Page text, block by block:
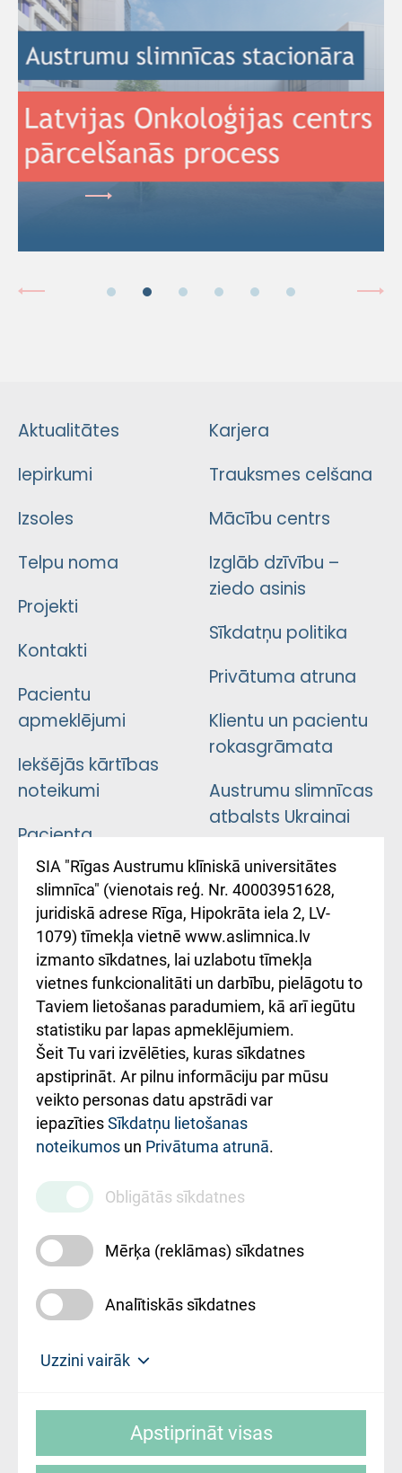
Aktualitātes
Iepirkumi
Izsoles
Telpu noma
Projekti
Kontakti
Pacientu
apmeklējumi
Iekšējās kārtības
noteikumi
Pacienta
atsauksmju/sūdzību
iesniegšanas
kārtība
Kā pie mums nokļūt
Rēķinu apmaksas
ceļvedis
Rekvizīti un
ārstniecības
iestādes kods
010000234
Maksas
pakalpojumu
cenrādis
Karjera
Trauksmes celšana
Mācību centrs
Izglāb dzīvību –
ziedo asinis
Sīkdatņu politika
Privātuma atruna
Klientu un pacientu
rokasgrāmata
Austrumu slimnīcas
atbalsts Ukrainai
Підтримка Східної
лікарні та співпраця з
Україною
SIA "Rīgas Austrumu klīniskā universitātes
slimnīca" (vienotais reģ. Nr. 40003951628,
juridiskā adrese Rīga, Hipokrāta iela 2, LV-
1079) tīmekļa vietnē www.aslimnica.lv
izmanto sīkdatnes, lai uzlabotu tīmekļa
vietnes funkcionalitāti un darbību, pielāgotu to
Taviem lietošanas paradumiem, kā arī iegūtu
statistiku par lapas apmeklējumiem.
Šeit Tu vari izvēlēties, kuras sīkdatnes
apstiprināt. Ar pilnu informāciju par mūsu
veikto personas datu apstrādi var
iepazītiesSīkdatņu lietošanas
noteikumos un Privātuma atrunā.
Obligātās sīkdatnes
Mērķa (reklāmas) sīkdatnes
Analītiskās sīkdatnes
Uzzini vairāk
slimnīca, turpmāk – Pārzinis, sīkdatņu
Apstiprināt visas